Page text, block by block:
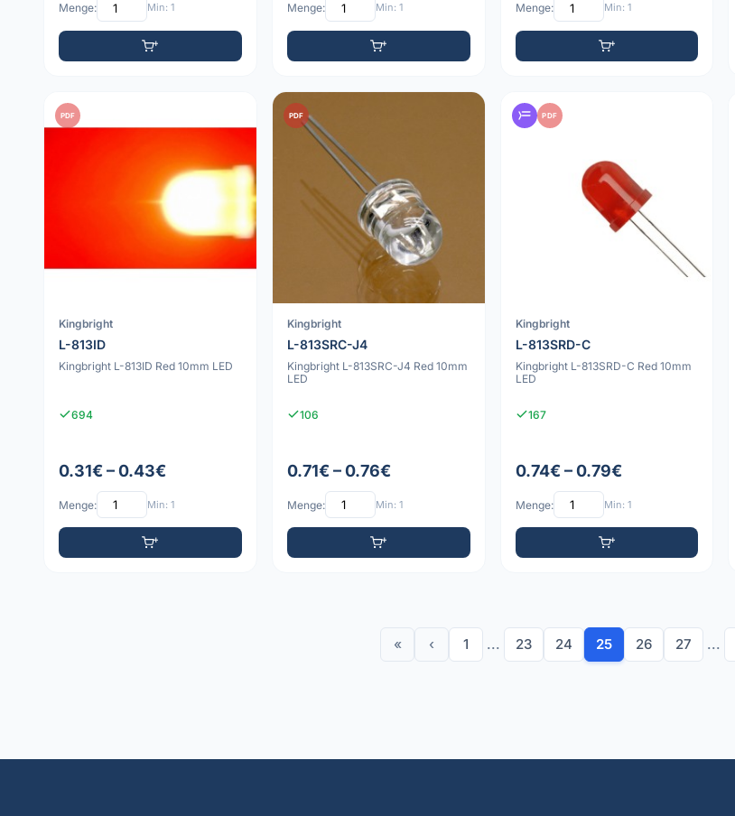
Menge: Min: 1 Menge: Min: 1 Menge: Min: 1
PDF
Kingbright
L-813ID
Kingbright L-813ID Red 10mm LED
694
0.31€ – 0.43€
Menge: Min: 1
PDF
Kingbright
L-813SRC-J4
Kingbright L-813SRC-J4 Red 10mm
LED
106
0.71€ – 0.76€
Menge: Min: 1
PDF
Kingbright
L-813SRD-C
Kingbright L-813SRD-C Red 10mm
LED
167
0.74€ – 0.79€
Menge: Min: 1
« ‹ 1 ... 23 24 25 26 27 ...